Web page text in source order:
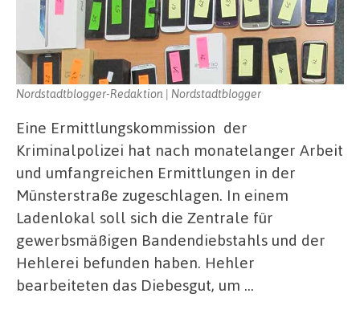
Nordstadtblogger-Redaktion | Nordstadtblogger
Eine Ermittlungskommission der
Kriminalpolizei hat nach monatelanger Arbeit
und umfangreichen Ermittlungen in der
Münsterstraße zugeschlagen. In einem
Ladenlokal soll sich die Zentrale für
gewerbsmäßigen Bandendiebstahls und der
Hehlerei befunden haben. Hehler
bearbeiteten das Diebesgut, um …